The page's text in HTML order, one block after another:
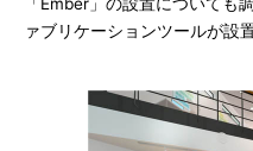
ァブリケーションツールが設